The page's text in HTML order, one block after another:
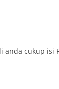
anda cukup isi